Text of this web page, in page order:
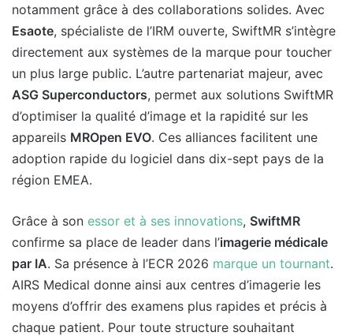
notamment grâce à des collaborations solides. Avec
Esaote, spécialiste de l’IRM ouverte, SwiftMR s’intègre
directement aux systèmes de la marque pour toucher
un plus large public. L’autre partenariat majeur, avec
ASG Superconductors, permet aux solutions SwiftMR
d’optimiser la qualité d’image et la rapidité sur les
appareils MROpen EVO. Ces alliances facilitent une
adoption rapide du logiciel dans dix-sept pays de la
région EMEA.
Grâce à son essor et à ses innovations, SwiftMR
confirme sa place de leader dans l’imagerie médicale
par IA. Sa présence à l’ECR 2026 marque un tournant.
AIRS Medical donne ainsi aux centres d’imagerie les
moyens d’offrir des examens plus rapides et précis à
chaque patient. Pour toute structure souhaitant